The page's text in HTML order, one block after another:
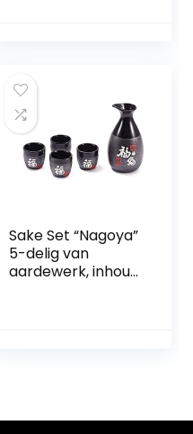
tracing
Sake Set “Nagoya”
5-delig van
aardewerk, inhoud: